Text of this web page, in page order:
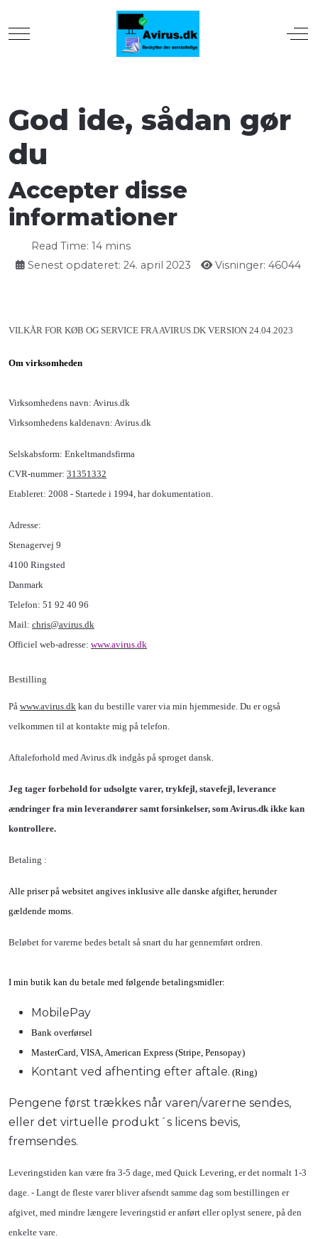
Mobile Menu Toggle
God ide, sådan gør
du
Accepter disse
informationer
Read Time: 14 mins
Senest opdateret: 24. april 2023
Visninger: 46044
VILKÅR FOR KØB OG SERVICE FRA AVIRUS.DK VERSION 24.04.2023
Om virksomheden
Virksomhedens navn: Avirus.dk
Virksomhedens kaldenavn: Avirus.dk
Selskabsform: Enkeltmandsfirma
CVR-nummer: 31351332
Etableret: 2008 - Startede i 1994, har dokumentation.
Adresse:
Stenagervej 9
4100 Ringsted
Danmark
Telefon: 51 92 40 96
Mail: chris@avirus.dk
Officiel web-adresse: www.avirus.dk
Bestilling
På www.avirus.dk kan du bestille varer via min hjemmeside. Du er også
velkommen til at kontakte mig på telefon.
Aftaleforhold med Avirus.dk indgås på sproget dansk.
Jeg tager forbehold for udsolgte varer, trykfejl, stavefejl, leverance
ændringer fra min leverandører samt forsinkelser, somAvirus.dk ikke kan
kontrollere.
Betaling :
Alle priser på websitet angives inklusive alle danske afgifter, herunder
gældende moms.
Beløbet for varerne bedes betalt så snart du har gennemført ordren.
I min butik kan du betale med følgende betalingsmidler:
MobilePay
Bank overførsel
MasterCard, VISA, American Express (Stripe, Pensopay)
Kontant ved afhenting efter aftale. (Ring)
Pengene først trækkes når varen/varerne sendes,
eller det virtuelle produkt´s licens bevis,
fremsendes.
Leveringstiden kan være fra 3-5 dage, med Quick Levering, er det normalt 1-3
dage. - Langt de fleste varer bliver afsendt samme dag som bestillingen er
afgivet, med mindre længere leveringstid er anført eller oplyst senere, på den
enkelte vare.